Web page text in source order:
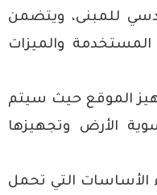
للمبنى، ويتضمن
المستخدمة والميزات
الموقع حيث سيتم
الأرض وتجهيزها
الأساسات التي تحمل